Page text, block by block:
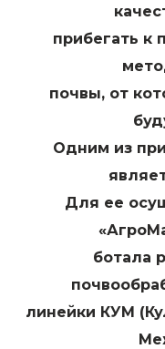
прибегать к
почвы, от
Одним из
Для ее
ботала
линейки КУМ